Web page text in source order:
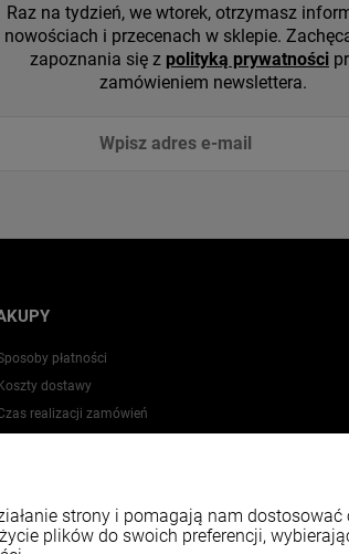
Raz na tydzień, we wtorek, otrzymasz
nowościach i przecenach w sklepie.
zapoznania się z polityką prywatności
zamówieniem newslettera.
płatności
dostawy
realizacji zamówień
strony i pomagają nam
plików do swoich preferencji,